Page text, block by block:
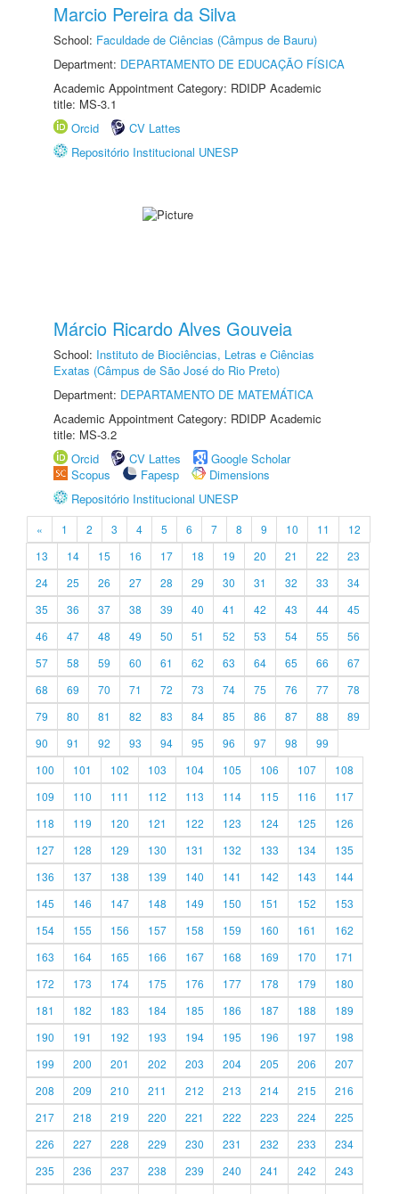
Marcio Pereira da Silva
School: Faculdade de Ciências (Câmpus de Bauru)
Department: DEPARTAMENTO DE EDUCAÇÃO FÍSICA
Academic Appointment Category: RDIDP Academic
title: MS-3.1
Orcid
CV Lattes
Repositório Institucional UNESP
Márcio Ricardo Alves Gouveia
School: Instituto de Biociências, Letras e Ciências
Exatas (Câmpus de São José do Rio Preto)
Department: DEPARTAMENTO DE MATEMÁTICA
Academic Appointment Category: RDIDP Academic
title: MS-3.2
Orcid
CV Lattes
Google Scholar
Scopus
Fapesp
Dimensions
Repositório Institucional UNESP
« 1 2 3 4 5 6 7 8 9 10 11
12
13
14 15 16 17 18 19 20 21 22
23
24
25 26 27 28 29 30 31 32 33
34
35
36 37 38 39 40 41 42 43 44
45
46
47 48 49 50 51 52 53 54 55
56
57
58 59 60 61 62 63 64 65 66
67
68
69 70 71 72 73 74 75 76 77
78
79
80 81 82 83 84 85 86 87 88
89
90
91 92 93 94 95 96 97 98
99
100
101 102 103 104 105 106 107
108
109
110 111 112 113 114 115 116
117
118
119 120 121 122 123 124 125
126
127
128 129 130 131 132 133 134
135
136
137 138 139 140 141 142 143
144
145
146 147 148 149 150 151 152
153
154
155 156 157 158 159 160 161
162
163
164 165 166 167 168 169 170
171
172
173 174 175 176 177 178 179
180
181
182 183 184 185 186 187 188
189
190
191 192 193 194 195 196 197
198
199
200 201 202 203 204 205 206
207
208
209 210 211 212 213 214 215
216
217
218 219 220 221 222 223 224
225
226
227 228 229 230 231 232 233
234
235
236 237 238 239 240 241 242
243